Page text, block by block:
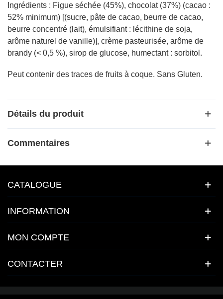
Ingrédients : Figue séchée (45%), chocolat (37%) (cacao :
52% minimum) [(sucre, pâte de cacao, beurre de cacao,
beurre concentré (lait), émulsifiant : lécithine de soja,
arôme naturel de vanille)], crème pasteurisée, arôme de
brandy (< 0,5 %), sirop de glucose, humectant : sorbitol.
Peut contenir des traces de fruits à coque. Sans Gluten.
Détails du produit
Commentaires
CATALOGUE
INFORMATION
MON COMPTE
CONTACTER